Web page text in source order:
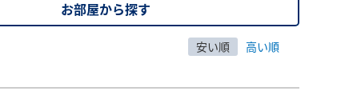
お部屋から探す
安い順 高い順